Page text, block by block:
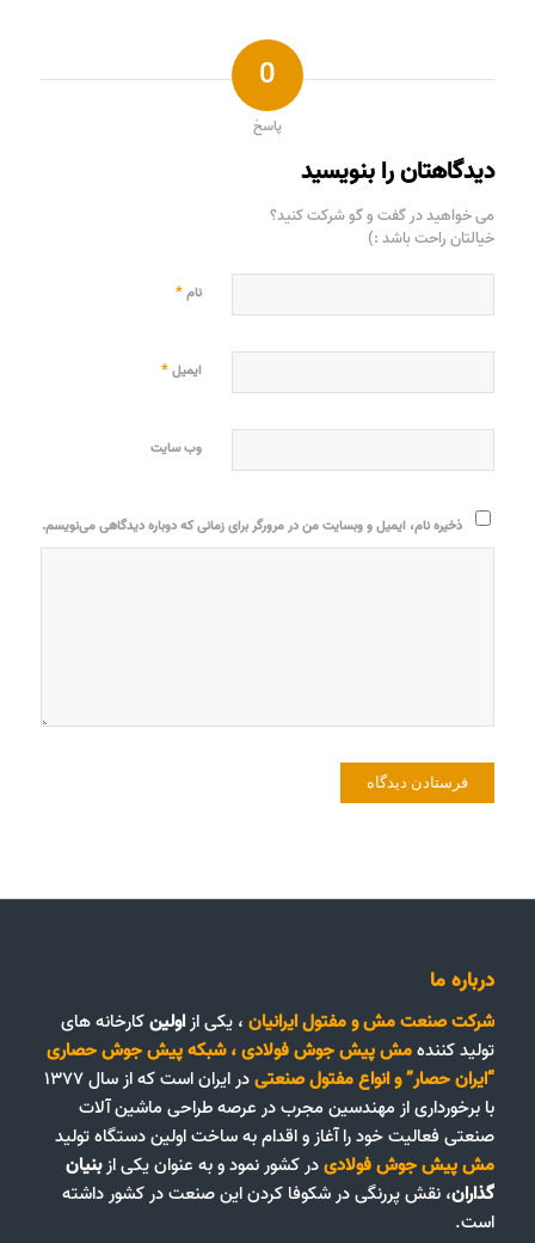
0
پاسخ
دیدگاهتان را بنویسید
می خواهید در گفت و گو شرکت کنید؟
خیالتان راحت باشد :)
نام*
ایمیل*
وب‌ سایت
ذخیره نام، ایمیل و وبسایت من در مرورگر برای زمانی که دوباره دیدگاهی می‌نویسم.
درباره ما
شرکت صنعت مش و مفتول ایرانیان، یکی ازاولینکارخانه های
تولید کنندهمش پیش جوش فولادی،شبکه پیش جوش حصاری
“ایران حصار”وانواع مفتول صنعتی
در ایران است که از سال ۱۳۷۷
با برخورداری از مهندسین مجرب در عرصه طراحی ماشین آلات
صنعتی فعالیت خود را آغاز و اقدام به ساخت اولین دستگاه تولید
مش پیش جوش فولادیدر کشور نمود و به عنوان یکی ازبنیان
گذاران، نقش پررنگی در شکوفا کردن این صنعت در کشور داشته
است.